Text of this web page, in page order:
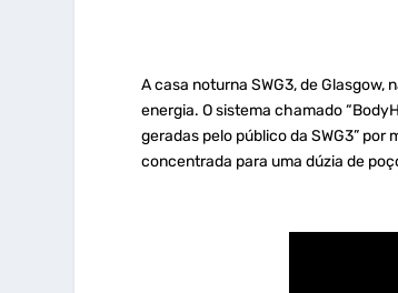
A casa noturna SWG3, de
energia. O sistema chamado
geradas pelo público da SWG3” por
concentrada para uma dúzia de